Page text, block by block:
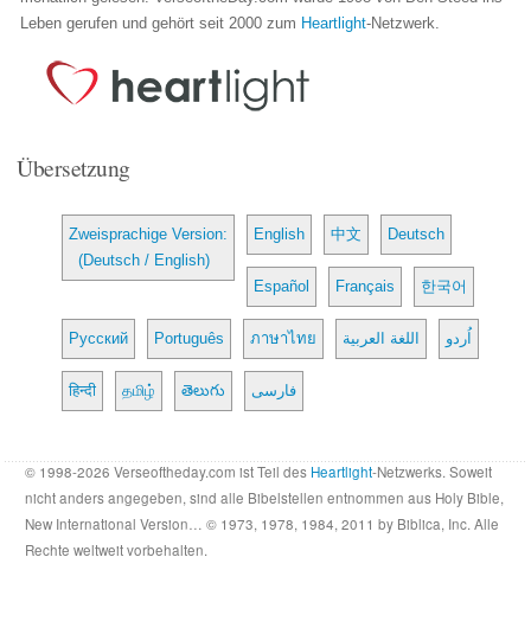
Leben gerufen und gehört seit 2000 zum Heartlight-Netzwerk.
Übersetzung
Zweisprachige Version:
(Deutsch / English)
English 中文 Deutsch
Español Français 한국어
Русский Português ภาษาไทย اللغة العربية اُردو
हिन्दी தமிழ் తెలుగు فارسی
© 1998-2026 Verseoftheday.com ist Teil des Heartlight-Netzwerks. Soweit
nicht anders angegeben, sind alle Bibelstellen entnommen aus Holy Bible,
New International Version… © 1973, 1978, 1984, 2011 by Biblica, Inc. Alle
Rechte weltweit vorbehalten.